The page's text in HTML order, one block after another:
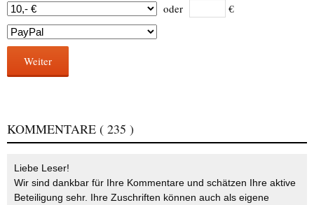
oder
€
Weiter
KOMMENTARE ( 235 )
Liebe Leser!
Wir sind dankbar für Ihre Kommentare und schätzen Ihre aktive
Beteiligung sehr. Ihre Zuschriften können auch als eigene